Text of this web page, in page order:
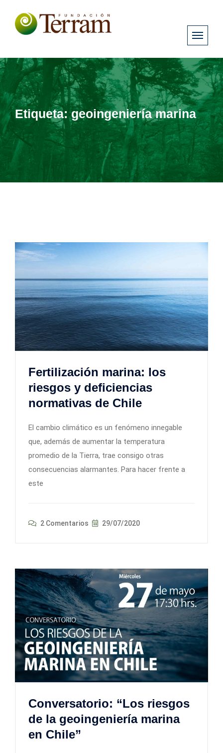
Etiqueta:geoingeniería marina
Fertilización marina: los
riesgos y deficiencias
normativas de Chile
El cambio climático es un fenómeno innegable
que, además de aumentar la temperatura
promedio de la Tierra, trae consigo otras
consecuencias alarmantes. Para hacer frente a
este
2 Comentarios 29/07/2020
Conversatorio: “Los riesgos
de la geoingeniería marina
en Chile”